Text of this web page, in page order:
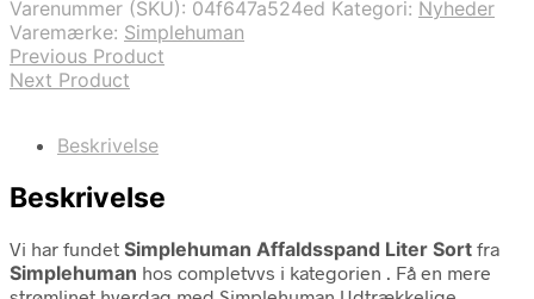
Varenummer (SKU): 04f647a524ed Kategori: Nyheder
Varemærke: Simplehuman
Previous Product
Next Product
Beskrivelse
Beskrivelse
Vi har fundet Simplehuman Affaldsspand Liter Sort fra
Simplehuman hos completvvs i kategorien . Få en mere